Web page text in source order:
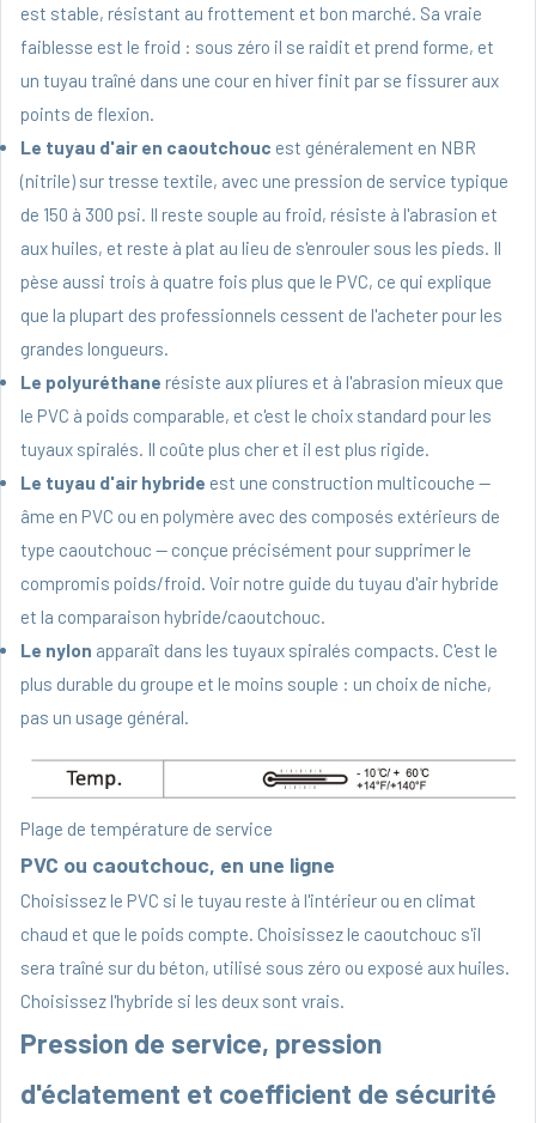
est stable, résistant au frottement et bon marché. Sa vraie
faiblesse est le froid : sous zéro il se raidit et prend forme, et
un tuyau traîné dans une cour en hiver finit par se fissurer aux
points de flexion.
Le tuyau d'air en caoutchouc est généralement en NBR
(nitrile) sur tresse textile, avec une pression de service typique
de 150 à 300 psi. Il reste souple au froid, résiste à l'abrasion et
aux huiles, et reste à plat au lieu de s'enrouler sous les pieds. Il
pèse aussi trois à quatre fois plus que le PVC, ce qui explique
que la plupart des professionnels cessent de l'acheter pour les
grandes longueurs.
Le polyuréthane résiste aux pliures et à l'abrasion mieux que
le PVC à poids comparable, et c'est le choix standard pour les
tuyaux spiralés. Il coûte plus cher et il est plus rigide.
Le tuyau d'air hybride est une construction multicouche —
âme en PVC ou en polymère avec des composés extérieurs de
type caoutchouc — conçue précisément pour supprimer le
compromis poids/froid. Voir notre guide du tuyau d'air hybride
et la comparaison hybride/caoutchouc.
Le nylon apparaît dans les tuyaux spiralés compacts. C'est le
plus durable du groupe et le moins souple : un choix de niche,
pas un usage général.
Plage de température de service
PVC ou caoutchouc, en une ligne
Choisissez le PVC si le tuyau reste à l'intérieur ou en climat
chaud et que le poids compte. Choisissez le caoutchouc s'il
sera traîné sur du béton, utilisé sous zéro ou exposé aux huiles.
Choisissez l'hybride si les deux sont vrais.
Pression de service, pression
d'éclatement et coefficient de sécurité